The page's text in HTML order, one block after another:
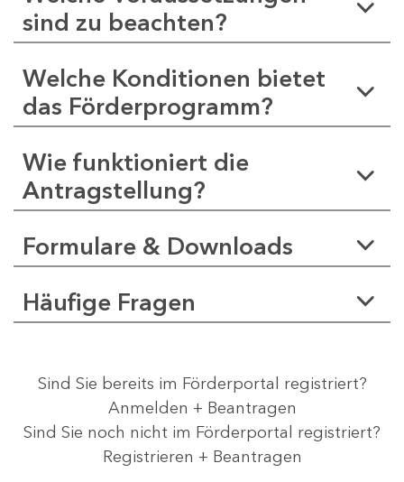
sind zu beachten?
Welche Konditionen bietet
das Förderprogramm?
Wie funktioniert die
Antragstellung?
Formulare & Downloads
Häufige Fragen
Sind Sie bereits im Förderportal registriert?
Anmelden + Beantragen
Sind Sie noch nicht im Förderportal registriert?
Registrieren + Beantragen